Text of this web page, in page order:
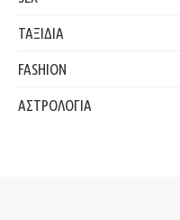
ΤΑΞΙΔΙΑ
FASHION
ΑΣΤΡΟΛΟΓΙΑ